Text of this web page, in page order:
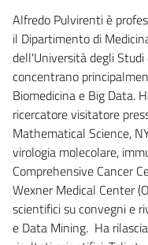
Alfredo Pulvirenti è
il Dipartimento di
dell'Università degli Studi
concentrano
Biomedicina e Big Data.
ricercatore visitatore
Mathematical Science,
virologia molecolare,
Comprehensive Cancer
Wexner Medical Center
scientifici su convegni e
e Data Mining. Ha